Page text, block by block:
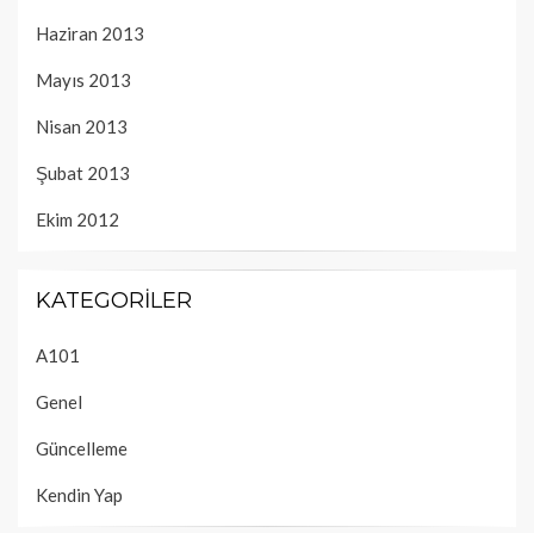
Haziran 2013
Mayıs 2013
Nisan 2013
Şubat 2013
Ekim 2012
KATEGORILER
A101
Genel
Güncelleme
Kendin Yap